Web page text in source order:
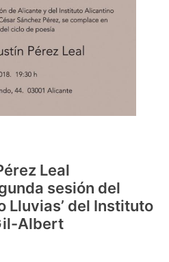
Leal
sesión del
Lluvias’ del Instituto
Albert